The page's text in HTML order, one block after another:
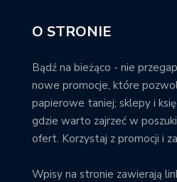
O STRONIE
Bądź na bieżąco - nie
nowe promocje, które
papierowe taniej; sklepy i
gdzie warto zajrzeć w
ofert. Korzystaj z promocji i
Wpisy na stronie zawierają